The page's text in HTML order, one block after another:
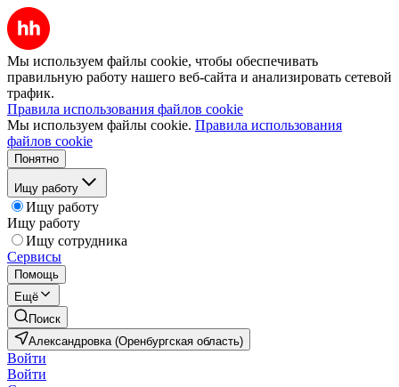
Мы используем файлы cookie, чтобы обеспечивать
правильную работу нашего веб-сайта и анализировать сетевой
трафик.
Правила использования файлов cookie
Мы используем файлы cookie. Правила использования
файлов cookie
Понятно
Ищу работу
Ищу работу
Ищу работу
Ищу сотрудника
Сервисы
Помощь
Ещё
Поиск
Александровка (Оренбургская область)
Войти
Войти